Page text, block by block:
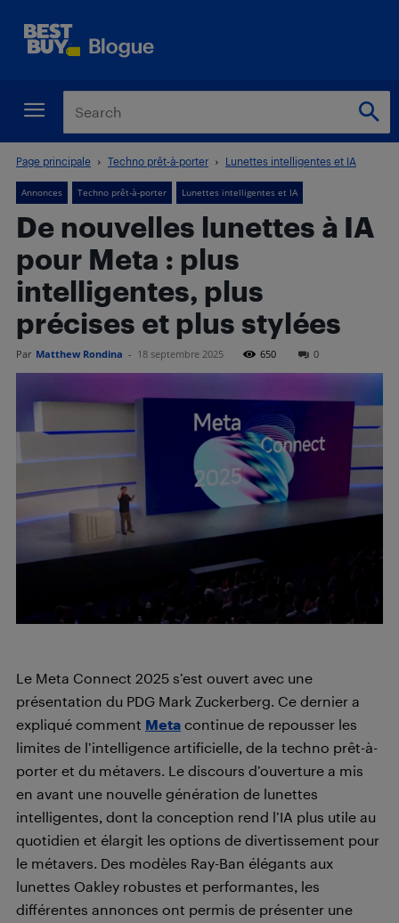
Page principale Techno prêt-à-porter Lunettes intelligentes et IA
Annonces Techno prêt-à-porter Lunettes intelligentes et IA
De nouvelles lunettes à IA
pour Meta : plus
intelligentes, plus
précises et plus stylées
Par Matthew Rondina - 18 septembre 2025 650 0
Le Meta Connect 2025 s’est ouvert avec une
présentation du PDG Mark Zuckerberg. Ce dernier a
expliqué comment Meta continue de repousser les
limites de l’intelligence artificielle, de la techno prêt-à-
porter et du métavers. Le discours d’ouverture a mis
en avant une nouvelle génération de lunettes
intelligentes, dont la conception rend l’IA plus utile au
quotidien et élargit les options de divertissement pour
le métavers. Des modèles Ray-Ban élégants aux
lunettes Oakley robustes et performantes, les
différentes annonces ont permis de présenter une